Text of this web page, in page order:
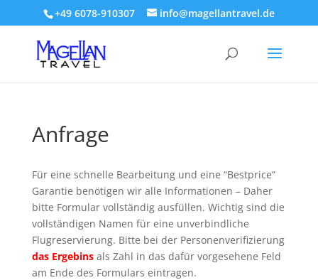
+49 6078-910307 info@magellantravel.de
Anfrage
Für eine schnelle Bearbeitung und eine “Bestprice”
Garantie benötigen wir alle Informationen – Daher
bitte Formular vollständig ausfüllen. Wichtig sind die
vollständigen Namen für eine unverbindliche
Flugreservierung. Bitte bei der Personenverifizierung
das Ergebinsals Zahl in das dafür vorgesehene Feld
am Ende des Formulars eintragen.